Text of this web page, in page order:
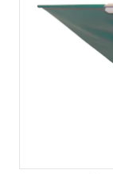
English